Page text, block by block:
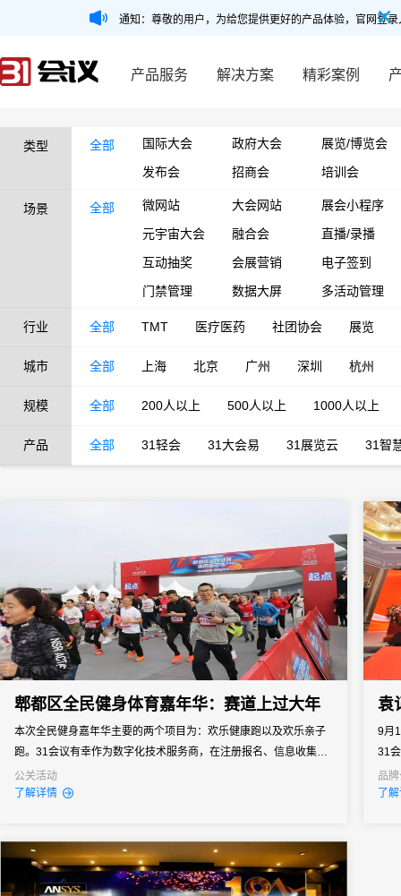
通知：尊敬的用户，为给您提供更好的产品体验，官网登
产品服务 解决方案 精彩案例
类型 全部 国际大会 政府大会
展览/博览会
发布会
招商会 培训会
场景 全部 微网站 大会网站
展会小程序
元宇宙大会
融合会
直播/录播
互动抽奖
会展营销
电子签到
门禁管理
数据大屏 多活动管理
行业 全部 TMT 医疗医药 社团协会 展览
城市 全部 上海 北京 广州 深圳 杭州
规模 全部 200人以上 500人以上 1000人以上
产品 全部 31轻会 31大会易 31展览云 31智
郫都区全民健身体育嘉年华：赛道上过大年
本次全民健身嘉年华主要的两个项目为：欢乐健康跑以及欢乐亲子
跑。31会议有幸作为数字化技术服务商，在注册报名、信息收集、
现场签到等方面提供技术支持，帮助主办方提升办会水平与质量，
为参加者带来更好的体验。
公关活动
了解详情
袁
9月
31
机
持。
品
了